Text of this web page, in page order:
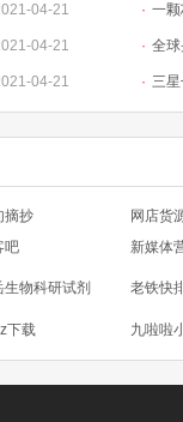
04-21 · 一
04-21 · 全球
04-21 · 三
摘抄
网店货
吧 新媒体
生物科研试剂 老铁快
下载 九啦啦